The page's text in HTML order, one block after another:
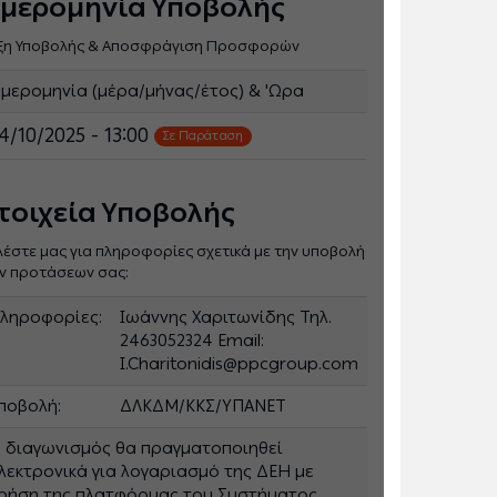
Υποβολής
Υποβολής & Αποσφράγιση Προσφορών
(μέρα/μήνας/έτος) & 'Ωρα
10/2025 - 13:00 Σε Παράταση
Υποβολής
μας για πληροφορίες σχετικά με την υποβολή
προτάσεων σας:
Ιωάννης Χαριτωνίδης Τηλ.
2463052324 Email:
I.Charitonidis@ppcgroup.com
ΔΛΚΔΜ/ΚΚΣ/ΥΠΑΝΕΤ
διαγωνισμός θα πραγματοποιηθεί
για λογαριασμό της ΔΕΗ με